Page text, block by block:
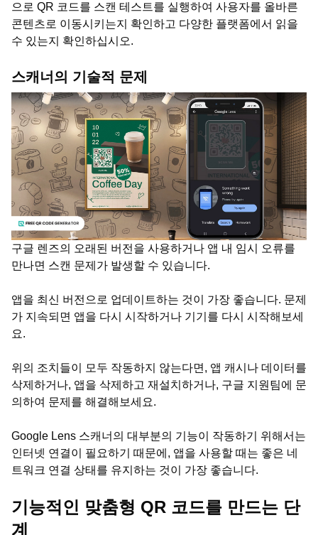
으로 QR 코드를 스캔 테스트를 실행하여 사용자를 올바른
콘텐츠로 이동시키는지 확인하고 다양한 플랫폼에서 읽을
수 있는지 확인하십시오.
스캐너의 기술적 문제
구글 렌즈의 오래된 버전을 사용하거나 앱 내 임시 오류를
만나면 스캔 문제가 발생할 수 있습니다.
앱을 최신 버전으로 업데이트하는 것이 가장 좋습니다. 문제
가 지속되면 앱을 다시 시작하거나 기기를 다시 시작해보세
요.
위의 조치들이 모두 작동하지 않는다면, 앱 캐시나 데이터를
삭제하거나, 앱을 삭제하고 재설치하거나, 구글 지원팀에 문
의하여 문제를 해결해보세요.
Google Lens 스캐너의 대부분의 기능이 작동하기 위해서는
인터넷 연결이 필요하기 때문에, 앱을 사용할 때는 좋은 네
트워크 연결 상태를 유지하는 것이 가장 좋습니다.
기능적인 맞춤형 QR 코드를 만드는 단
계